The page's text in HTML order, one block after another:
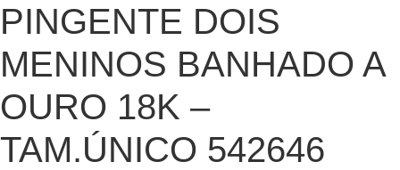
PINGENTE DOIS
MENINOS BANHADO A
OURO 18K –
TAM.ÚNICO 542646